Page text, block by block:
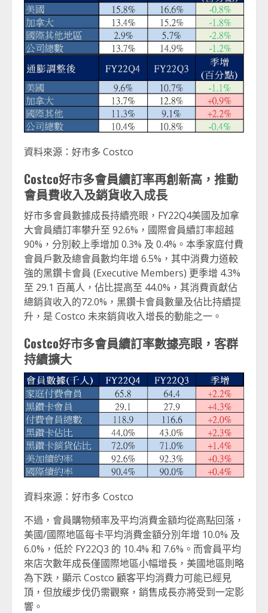
資料來源：好市多 Costco
Costco好市多會員續訂率再創新高，推動
會員費收入及銷貨收入成長
好市多會員數據成長持續亮眼，FY22Q4美國及加拿
大會員續訂率攀升至 92.6%，國際會員續訂率超越
90%，分別較上季增加 0.3% 及 0.4%。本季家庭付費
會員戶數及總會員數均年增 6.5%，其中消費力道較
強的黑鑽卡會員 (Executive Members) 更季增 4.3%
至 29.1 百萬人，佔比提高至 44.0%，其消費貢獻佔
總銷貨收入的72.0%，黑鑽卡會員數量及佔比持續提
升，是 Costco 未來銷貨收入增長的動能之一。
Costco好市多會員續訂率數據亮眼，客群
持續擴大
資料來源：好市多 Costco
不過，會員購物頻率及平均消費金額均從高點回落，
美國/國際地區每卡平均消費金額分別年增 10.0% 及
6.0%，低於 FY22Q3 的 10.4% 和 7.6%。而會員平均
來店次數年成長僅國際地區小幅增長，美國地區則略
為下跌，顯示 Costco 顧客平均消費力可能已經見
頂，但放緩步伐仍需觀察，銷售成長亦將受到一定影
響。